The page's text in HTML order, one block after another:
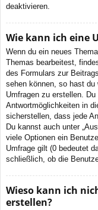
deaktivieren.
Wie kann ich eine
Wenn du ein neues
Themas bearbeitest,
des Formulars zur
sehen können, so hast
Umfragen zu erstellen.
Antwortmöglichkeiten in
sicherstellen, dass jede
Du kannst auch unter
viele Optionen ein
Umfrage gilt (0 bedeutet
schließlich, ob die
Wieso kann ich
erstellen?